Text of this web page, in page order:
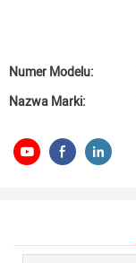
Numer Modelu:
Nazwa Marki: